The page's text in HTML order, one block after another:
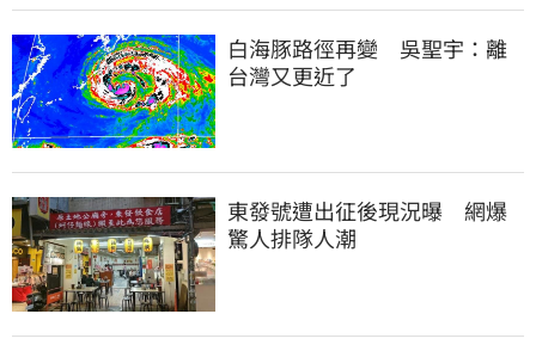
白海豚路徑再變　吳聖宇：離
台灣又更近了
東發號遭出征後現況曝　網爆
驚人排隊人潮